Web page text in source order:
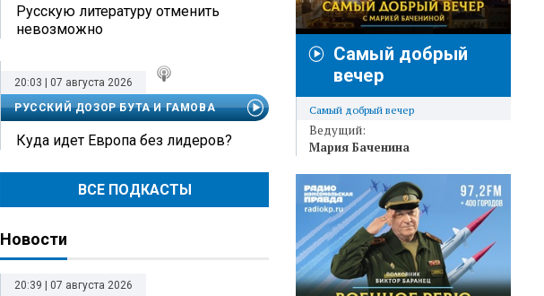
Русскую литературу отменить
невозможно
20:03 | 07 августа 2026
РУССКИЙ ДОЗОР БУТА И ГАМОВА
Куда идет Европа без лидеров?
ВСЕ ПОДКАСТЫ
Новости
20:39 | 07 августа 2026
Самый добрый
вечер
Самый добрый вечер
Ведущий:
Мария Баченина